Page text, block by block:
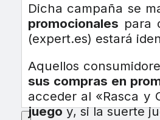
Dicha campaña se
promocionales para
(expert.es) estará
Aquellos
sus compras en
acceder al «Rasca y
juegoy, si la suerte